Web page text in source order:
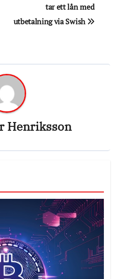
tar ett lån med
utbetalning via Swish
Henriksson